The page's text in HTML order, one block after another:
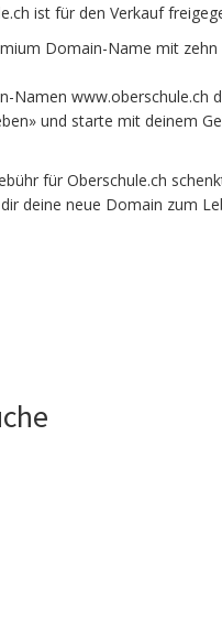
ist für den Verkauf
Domain-Name mit
Namen www.oberschule.ch
und starte mit deinem
für Oberschule.ch
deine neue Domain zum